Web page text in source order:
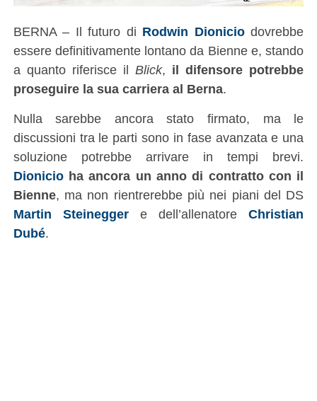
BERNA – Il futuro di Rodwin Dioniciodovrebbe
essere definitivamente lontano da Bienne e, stando
a quanto riferisce ilBlick, il difensore potrebbe
proseguire la sua carriera al Berna.
Nulla sarebbe ancora stato firmato, ma le
discussioni tra le parti sono in fase avanzata e una
soluzione potrebbe arrivare in tempi brevi.
Dionicioha ancora un anno di contratto con il
Bienne, ma non rientrerebbe più nei piani del DS
Martin Steineggere dell’allenatoreChristian
Dubé.